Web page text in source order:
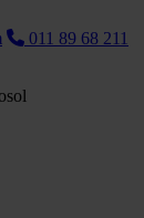
011 89 68 211